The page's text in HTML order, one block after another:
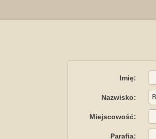
Imię:
Nazwisko:
Miejscowość:
Parafia: